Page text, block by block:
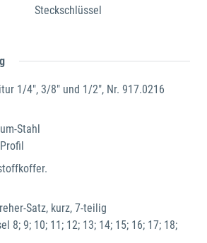
Steckschlüssel
1/4", 3/8" und 1/2", Nr. 917.0216
Stahl
Satz, kurz, 7-teilig
8; 9; 10; 11; 12; 13; 14; 15; 16; 17; 18;